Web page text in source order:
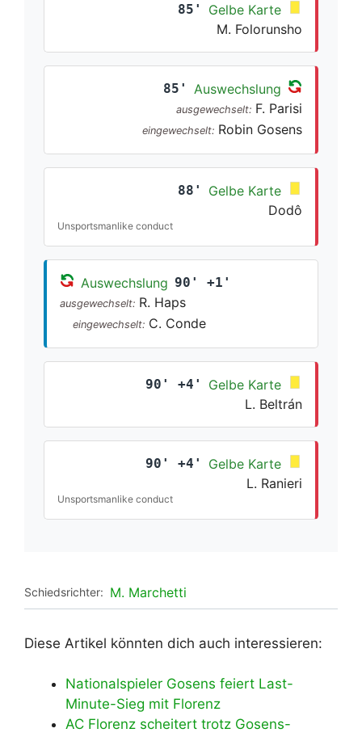
85'
Gelbe Karte
M. Folorunsho
85' Auswechslung
ausgewechselt: F. Parisi
eingewechselt: Robin Gosens
88'
Gelbe Karte
Dodô
Unsportsmanlike conduct
Auswechslung 90' +1'
ausgewechselt: R. Haps
eingewechselt: C. Conde
90' +4'
Gelbe Karte
L. Beltrán
90' +4'
Gelbe Karte
L. Ranieri
Unsportsmanlike conduct
Schiedsrichter: M. Marchetti
Diese Artikel könnten dich auch interessieren:
Nationalspieler Gosens feiert Last-
Minute-Sieg mit Florenz
AC Florenz scheitert trotz Gosens-